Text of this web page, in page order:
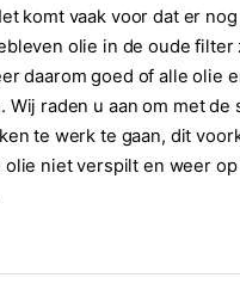
komt vaak voor dat er nog
olie in de oude filter
daarom goed of alle olie
Wij raden u aan om met de
te werk te gaan, dit
olie niet verspilt en weer